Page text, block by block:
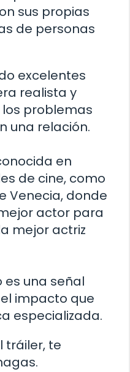
sus propias
de personas
excelentes
realista y
problemas
una relación.
en
de cine, como
Venecia, donde
actor para
mejor actriz
es una señal
impacto que
especializada.
tráiler, te